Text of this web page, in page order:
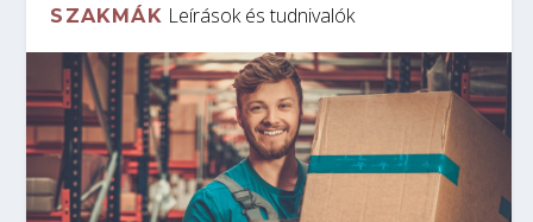
SZAKMÁK Leírások és tudnivalók